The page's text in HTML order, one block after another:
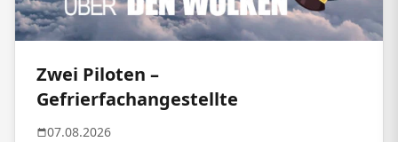
Zwei Piloten –
Gefrierfachangestellte
07.08.2026